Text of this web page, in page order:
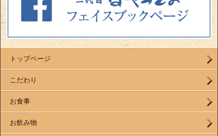
トップページ
こだわり
お食事
お飲み物